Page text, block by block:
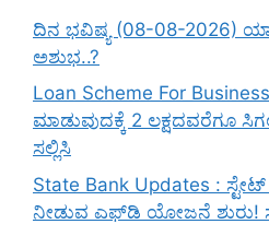
ದಿನ ಭವಿಷ್ಯ (08-08-2026)
ಅಶುಭ..?
Loan Scheme For
ಮಾಡುವುದಕ್ಕೆ 2 ಲಕ್ಷದವರೆಗೂ
ಸಲ್ಲಿಸಿ
State Bank Updates : ಸ್ಟೇಟ್
ನೀಡುವ ಎಫ್‌ಡಿ ಯೋಜನೆ ಶುರು!